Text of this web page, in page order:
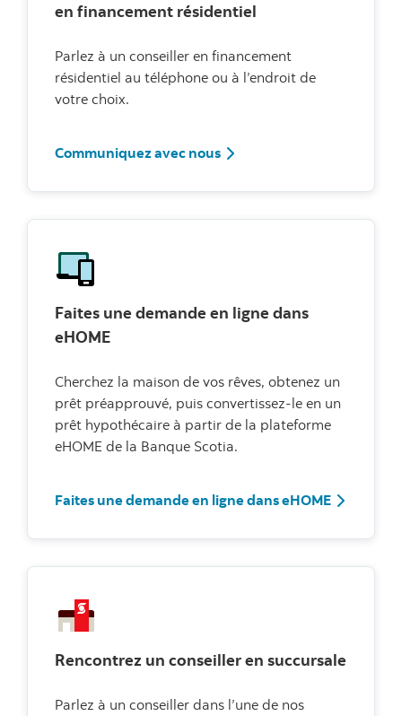
en financement résidentiel
Parlez à un conseiller en financement
résidentiel au téléphone ou à l’endroit de
votre choix.
Communiquez avec nousCommuniquez avec nous
Faites une demande en ligne dans
eHOME
Cherchez la maison de vos rêves, obtenez un
prêt préapprouvé, puis convertissez-le en un
prêt hypothécaire à partir de la plateforme
eHOME de la Banque Scotia.
Faites une demande en ligne dans eHOMEFaites une
Rencontrez un conseiller en succursale
Parlez à un conseiller dans l’une de nos